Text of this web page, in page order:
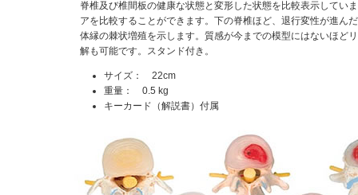
脊椎及び椎間板の健康な状態と変形した状態を比較表示してい
アを比較することができます。下の脊椎ほど、退行変性が進ん
体縁の棘状増殖を示します。質感が今までの模型にはないほど
解も可能です。スタンド付き。
サイズ： 22cm
重量： 0.5 kg
キーカード（解説書）付属